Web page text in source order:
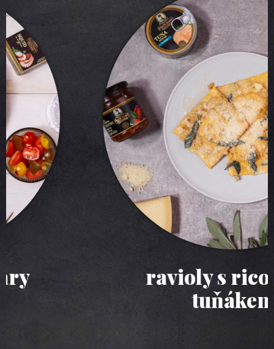
ravioly s ricottou a
tuňákem